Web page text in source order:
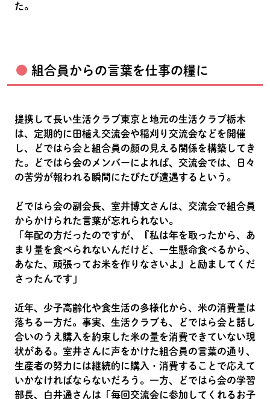
た。
組合員からの言葉を仕事の糧に
提携して長い生活クラブ東京と地元の生活クラブ栃木
は、定期的に田植え交流会や稲刈り交流会などを開催
し、どではら会と組合員の顔の見える関係を構築してき
た。どではら会のメンバーによれば、交流会では、日々
の苦労が報われる瞬間にたびたび遭遇するという。
どではら会の副会長、室井博文さんは、交流会で組合員
からかけられた言葉が忘れられない。
「年配の方だったのですが、『私は年を取ったから、あ
まり量を食べられないんだけど、一生懸命食べるから、
あなた、頑張ってお米を作りなさいよ』と励ましてくだ
さったんです」
近年、少子高齢化や食生活の多様化から、米の消費量は
落ちる一方だ。事実、生活クラブも、どではら会と話し
合いのうえ購入を約束した米の量を消費できていない現
状がある。室井さんに声をかけた組合員の言葉の通り、
生産者の努力には継続的に購入・消費することで応えて
いかなければならないだろう。一方、どではら会の学習
部長、白井通さんは「毎回交流会に参加してくれるお子